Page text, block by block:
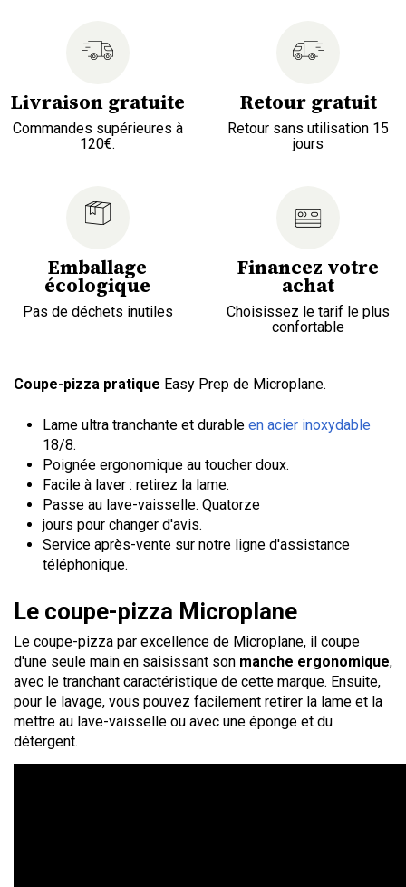
Livraison gratuite
Commandes supérieures à
120€.
Retour gratuit
Retour sans utilisation 15
jours
Emballage
écologique
Pas de déchets inutiles
Financez votre
achat
Choisissez le tarif le plus
confortable
Coupe-pizza pratique Easy Prep de Microplane.
Lame ultra tranchante et durable en acier inoxydable
18/8.
Poignée ergonomique au toucher doux.
Facile à laver : retirez la lame.
Passe au lave-vaisselle. Quatorze
jours pour changer d'avis.
Service après-vente sur notre ligne d'assistance
téléphonique.
Le coupe-pizza Microplane
Le coupe-pizza par excellence de Microplane, il coupe
d'une seule main en saisissant son manche ergonomique,
avec le tranchant caractéristique de cette marque. Ensuite,
pour le lavage, vous pouvez facilement retirer la lame et la
mettre au lave-vaisselle ou avec une éponge et du
détergent.